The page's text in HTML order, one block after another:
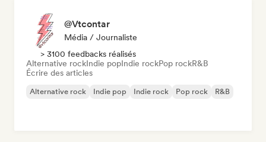
@Vtcontar
Média / Journaliste
> 3100 feedbacks réalisés
Alternative rockIndie popIndie rockPop rockR&B
Écrire des articles
Alternative rock Indie pop Indie rock Pop rock R&B